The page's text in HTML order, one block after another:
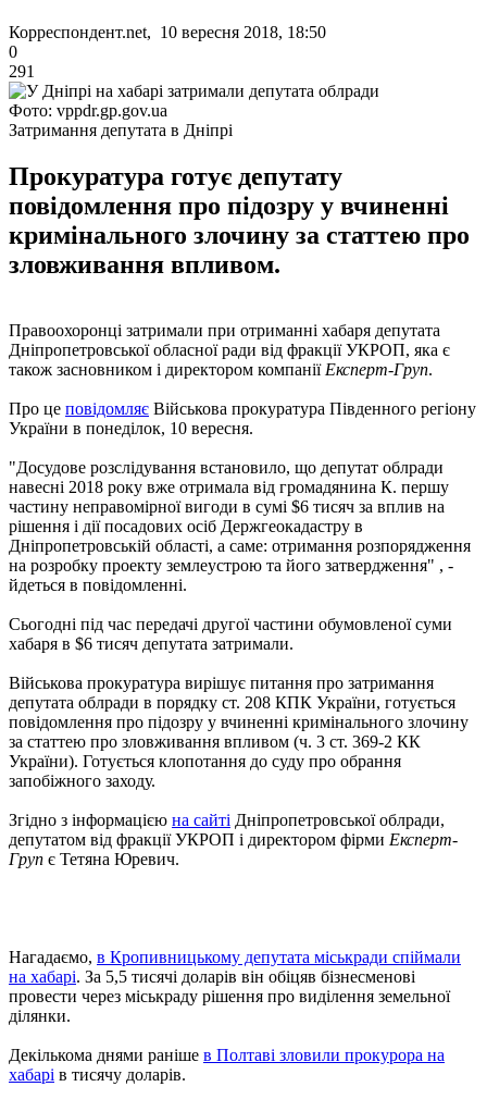
Корреспондент.net, 10 вересня 2018, 18:50
0
291
Фото: vppdr.gp.gov.ua
Затримання депутата в Дніпрі
Прокуратура готує депутату
повідомлення про підозру у вчиненні
кримінального злочину за статтею про
зловживання впливом.
Правоохоронці затримали при отриманні хабаря депутата
Дніпропетровської обласної ради від фракції УКРОП, яка є
також засновником і директором компанії Експерт-Груп.
Про це повідомляє Військова прокуратура Південного регіону
України в понеділок, 10 вересня.
"Досудове розслідування встановило, що депутат облради
навесні 2018 року вже отримала від громадянина К. першу
частину неправомірної вигоди в сумі $6 тисяч за вплив на
рішення і дії посадових осіб Держгеокадастру в
Дніпропетровській області, а саме: отримання розпорядження
на розробку проекту землеустрою та його затвердження" , -
йдеться в повідомленні.
Сьогодні під час передачі другої частини обумовленої суми
хабаря в $6 тисяч депутата затримали.
Військова прокуратура вирішує питання про затримання
депутата облради в порядку ст. 208 КПК України, готується
повідомлення про підозру у вчиненні кримінального злочину
за статтею про зловживання впливом (ч. 3 ст. 369-2 КК
України). Готується клопотання до суду про обрання
запобіжного заходу.
Згідно з інформацією на сайті Дніпропетровської облради,
депутатом від фракції УКРОП і директором фірми Експерт-
Груп є Тетяна Юревич.
Нагадаємо, в Кропивницькому депутата міськради спіймали
на хабарі. За 5,5 тисячі доларів він обіцяв бізнесменові
провести через міськраду рішення про виділення земельної
ділянки.
Декількома днями раніше в Полтаві зловили прокурора на
хабарі в тисячу доларів.